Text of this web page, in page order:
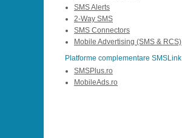
SMS Alerts
2-Way SMS
SMS Connectors
Mobile Advertising (SMS & RCS)
Platforme complementare SMSLink
SMSPlus.ro
MobileAds.ro